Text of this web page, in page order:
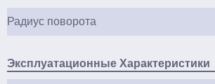
Радиус поворота
Эксплуатационные Характеристики